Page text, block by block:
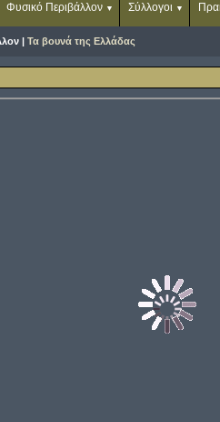
Φυσικό Περιβάλλον Σύλλογοι
| Τα βουνά της Ελλάδας